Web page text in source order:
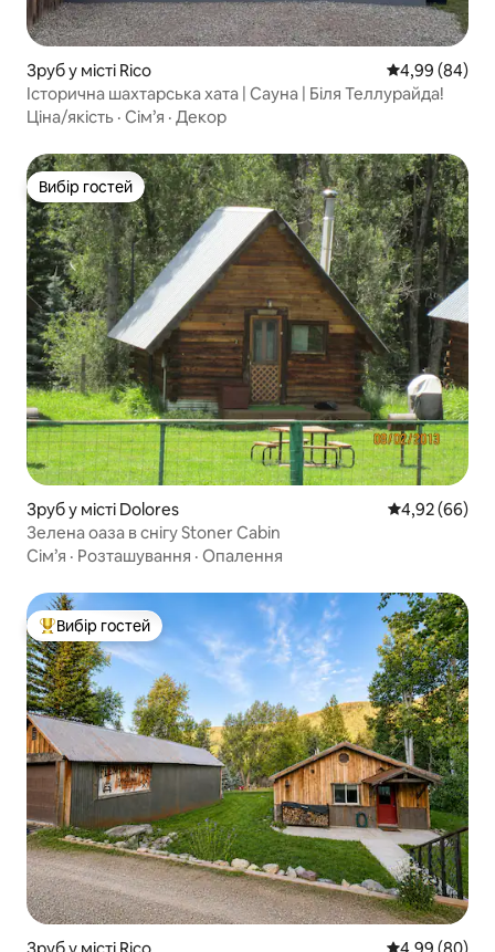
Зруб у місті Rico Середня
4,99 (84)
Історична шахтарська хата | Сауна | Біля Теллурайда!
Ціна/якість · Сім’я · Декор
Вибір гостей
Вибір гостей
Зруб у місті Dolores Середня
4,92 (66)
Зелена оаза в снігу Stoner Cabin
Сім’я · Розташування · Опалення
Топ вибір гостей
Вибір гостей
Зруб у місті Rico Середня
4,99 (80)